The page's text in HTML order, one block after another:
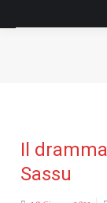
Il
Sassu